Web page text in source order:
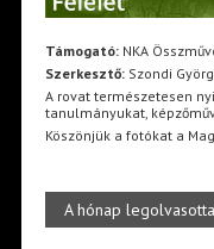
Támogató:NKA
Szerkesztő:Szondi
A rovat természetesen
tanulmányukat,
Köszönjük a fotókat a
A hónap